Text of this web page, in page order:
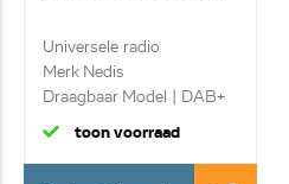
Universele radio
Merk Nedis
Draagbaar Model | DAB+
/ FM | ...
toon voorraad